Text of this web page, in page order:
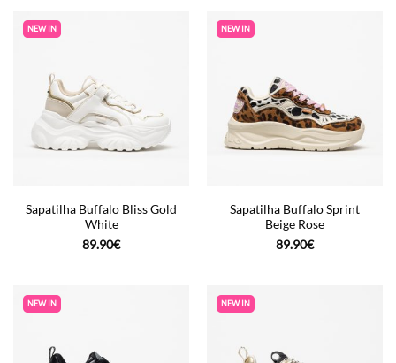
NEW IN
Sapatilha Buffalo Bliss Gold
White
89.90€
NEW IN
Sapatilha Buffalo Sprint
Beige Rose
89.90€
NEW IN NEW IN